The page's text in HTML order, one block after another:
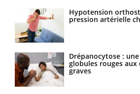
Hypotension
pression artérielle
Drépanocytose :
globules rouges aux
graves